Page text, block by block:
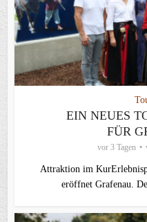
EIN NEUES
FÜR
vor 3 Tagen
Attraktion im
eröffnet Grafenau.